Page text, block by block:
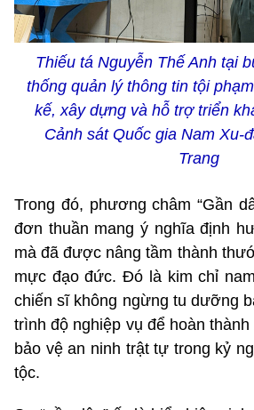
Thiếu tá Nguyễn Thế Anh tại
thống quản lý thông tin tội
kế, xây dựng và hỗ trợ triển
Cảnh sát Quốc gia Nam Xu-
Trang
Trong đó, phương châm “Gần
đơn thuần mang ý nghĩa định
mà đã được nâng tầm thành
mực đạo đức. Đó là kim chỉ
chiến sĩ không ngừng tu dưỡng
trình độ nghiệp vụ để hoàn
bảo vệ an ninh trật tự trong kỷ
tộc.